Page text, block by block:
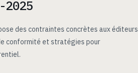
des contraintes concrètes aux éditeurs
conformité et stratégies pour